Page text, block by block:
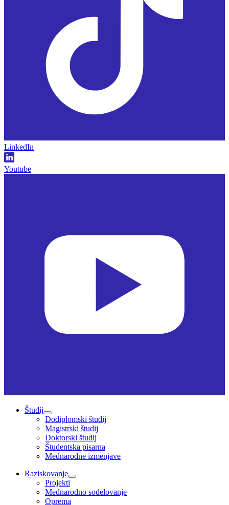
LinkedIn
Youtube
Študij
Dodiplomski študij
Magistrski študij
Doktorski študij
Študentska pisarna
Mednarodne izmenjave
Raziskovanje
Projekti
Mednarodno sodelovanje
Oprema